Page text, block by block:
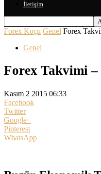
İletişim
Forex Koçu Genel Forex
Genel
Forex Takvimi –
Kasım 2 2015 06:33
Facebook
Twitter
Google+
Pinterest
WhatsApp